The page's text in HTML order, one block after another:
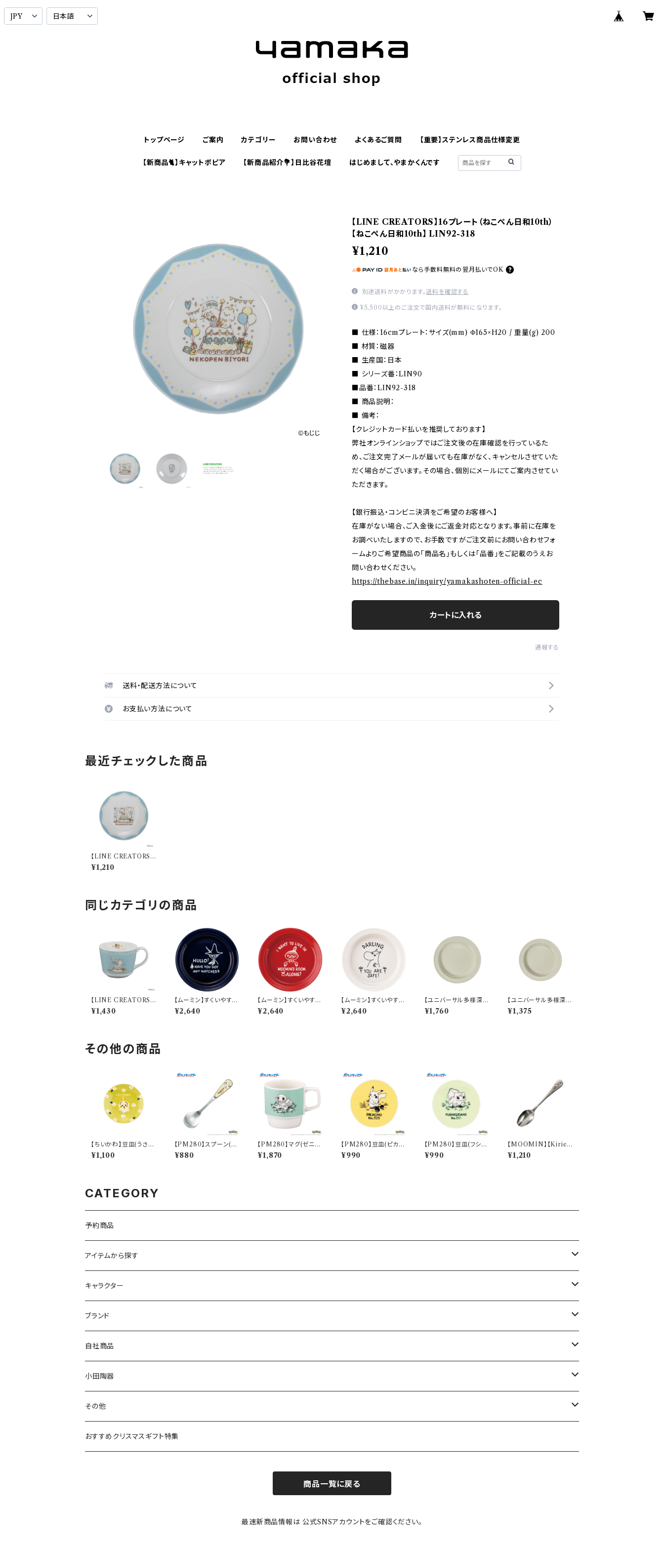
トップページ ご案内 カテゴリー お問い合わせ よくあるご質問 【重要】ステンレス商品仕様変更
【新商品🐈】キャットポピア 【新商品紹介💐】日比谷花壇 はじめまして、やまかくんです
【LINE CREATORS】16プレート（ねこぺん日和10th）
【ねこぺん日和10th】 LIN92-318
¥1,210
なら 手数料無料の 翌月払いでOK
別途送料がかかります。送料を確認する
¥5,500以上のご注文で国内送料が無料になります。
■ 仕様：16cmプレート：サイズ(mm) Φ165×H20 / 重量(g) 200
■ 材質：磁器
■ 生産国：日本
■ シリーズ番：LIN90
■品番：LIN92-318
■ 商品説明：
■ 備考：
【クレジットカード払いを推奨しております】
弊社オンラインショップではご注文後の在庫確認を行っているた
め、ご注文完了メールが届いても在庫がなく、キャンセルさせていた
だく場合がございます。その場合、個別にメールにてご案内させてい
ただきます。
【銀行振込・コンビニ決済をご希望のお客様へ】
在庫がない場合、ご入金後にご返金対応となります。事前に在庫を
お調べいたしますので、お手数ですがご注文前にお問い合わせフォ
ームよりご希望商品の「商品名」もしくは「品番」をご記載のうえお
問い合わせください。
https://thebase.in/inquiry/yamakashoten-official-ec
カートに入れる
通報する
送料・配送方法について
お支払い方法について
最近チェックした商品
【LINE CREATORS】
16プレート（ねこぺん日
和10th）【ねこぺん日和
¥1,210
同じカテゴリの商品
【LINE CREATORS】
ミニマグ（ねこぺん日和1
0th）【ねこぺん日和10t
¥1,430
【ムーミン】すくいやすい
カレー皿（スナフキン）
【MM9000】MM900
¥2,640
【ムーミン】すくいやすい
カレー皿（リトルミィ）
【MM9000】MM900
¥2,640
【ムーミン】すくいやすい
カレー皿（ムーミン）【M
M9000】MM9001-3
¥2,640
【ユニバーサル多様深
皿】【すくいやすいうつ
わ】21cm ディーププレ
¥1,760
【ユニバーサル多様深
皿】【すくいやすいうつ
わ】19cm ディーププレ
¥1,375
その他の商品
【ちいかわ】豆皿(うさぎ)
【CKW20】CKW23-3
33
¥1,100
【PM280】スプーン(ピ
カチュウ)【Daily Sketc
h】PM284-850
¥880
【PM280】マグ(ゼニガ
メ)【Daily Sketch】PM
283-11
¥1,870
【PM280】豆皿(ピカチ
ュウ)【Daily Sketch】P
M284-333
¥990
【PM280】豆皿(フシギ
ダネ)【Daily Sketch】P
M281-333
¥990
【MOOMIN】【Kirie
(キリエ)】すくいやすいス
プーンＳ（リトルミイ）
¥1,210
CATEGORY
予約商品
アイテムから探す
九谷焼
マグ＆カップ
プレート
ボウル
ガラスウェア
カトラリー
キャラクター
ムーミン
80th記念アイテム
リトルミイの日記念アイテム
MOOMIN ANIMATION
スヌーピー
ピーターラビット
ポケットモンスター
ブランド
LA AMYS(エミーズ)
LISA LARSON(リサラーソン)
LAURA ASHLEY(ローラ アシュレイ)
Finlayson(フィンレイソン)
自社商品
ねこ企画
Cecera(セセラ)
CELEC(セレック)
小田陶器
さざなみ
吉祥
その他
リサイクル食器
おすすめクリスマスギフト特集
商品一覧に戻る
最速新商品情報は 公式SNSアカウントをご確認ください。